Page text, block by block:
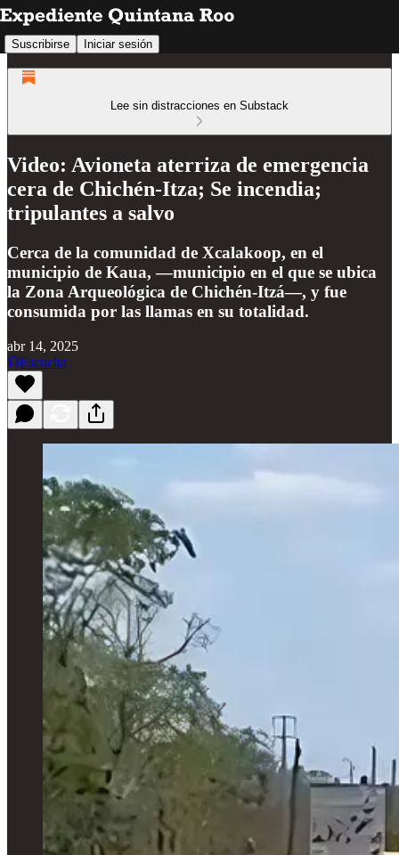
Suscribirse Iniciar sesión
Lee sin distracciones en Substack
Video: Avioneta aterriza de emergencia
cera de Chichén-Itza; Se incendia;
tripulantes a salvo
Cerca de la comunidad de Xcalakoop, en el
municipio de Kaua, —municipio en el que se ubica
la Zona Arqueológica de Chichén-Itzá—, y fue
consumida por las llamas en su totalidad.
abr 14, 2025
Escucha